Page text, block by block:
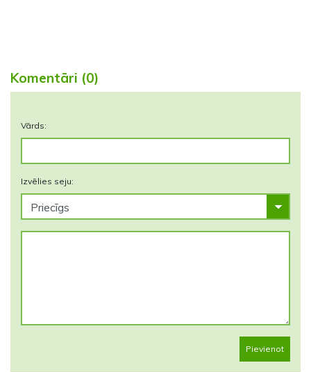
Komentāri (0)
Vārds:
Izvēlies seju:
Pievienot